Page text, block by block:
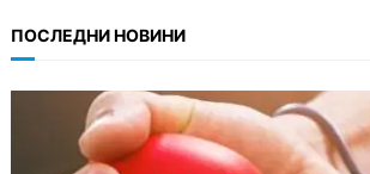
ПОСЛЕДНИ НОВИНИ
ОБЩЕСТВО
Варна има спешна нужда
с кръвна група 0+